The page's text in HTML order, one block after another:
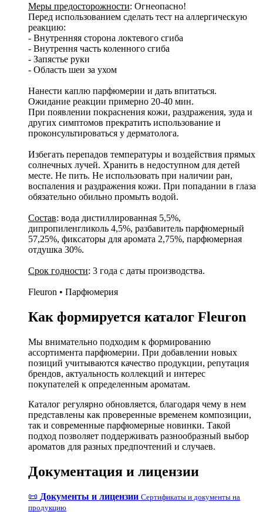
Меры предосторожности: Огнеопасно!
Перед использованием сделать тест на аллергическую
реакцию:
- Внутренняя сторона локтевого сгиба
- Внутрення часть коленного сгиба
- Запястье руки
- Область шеи за ухом
Нанести каплю парфюмерии и дать впитаться.
Ожидание реакции примерно 20-40 мин.
При появлении покраснения кожи, раздражения, зуда и
других симптомов прекратить использование и
проконсультироваться у дерматолога.
Избегать перепадов температуры и воздействия прямых
солнечных лучей. Хранить в недоступном для детей
месте. Не пить. Не использовать при наличии ран,
воспаления и раздражения кожи. При попадании в глаза
обязательно обильно промыть водой.
Состав: вода дистиллированная 5,5%,
дипропиленгликоль 4,5%, разбавитель парфюмерный
57,25%, фиксаторы для аромата 2,75%, парфюмерная
отдушка 30%.
Срок годности: 3 года с даты производства.
Fleuron • Парфюмерия
Как формируется каталог Fleuron
Мы внимательно подходим к формированию
ассортимента парфюмерии. При добавлении новых
позиций учитываются качество продукции, репутация
брендов, актуальность коллекций и интерес
покупателей к определенным ароматам.
Каталог регулярно обновляется, благодаря чему в нем
представлены как проверенные временем композиции,
так и современные парфюмерные новинки. Такой
подход позволяет поддерживать разнообразный выбор
ароматов для разных предпочтений и случаев.
Документация и лицензии
📜 Документы и лицензии Сертификаты и документы на
продукцию